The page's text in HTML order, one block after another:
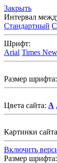
Закрыть
Интервал
Стандартный
Шрифт:
Arial Times
Размер шрифта:
Цвета сайта: A
Картинки
Включить
Размер шрифта: